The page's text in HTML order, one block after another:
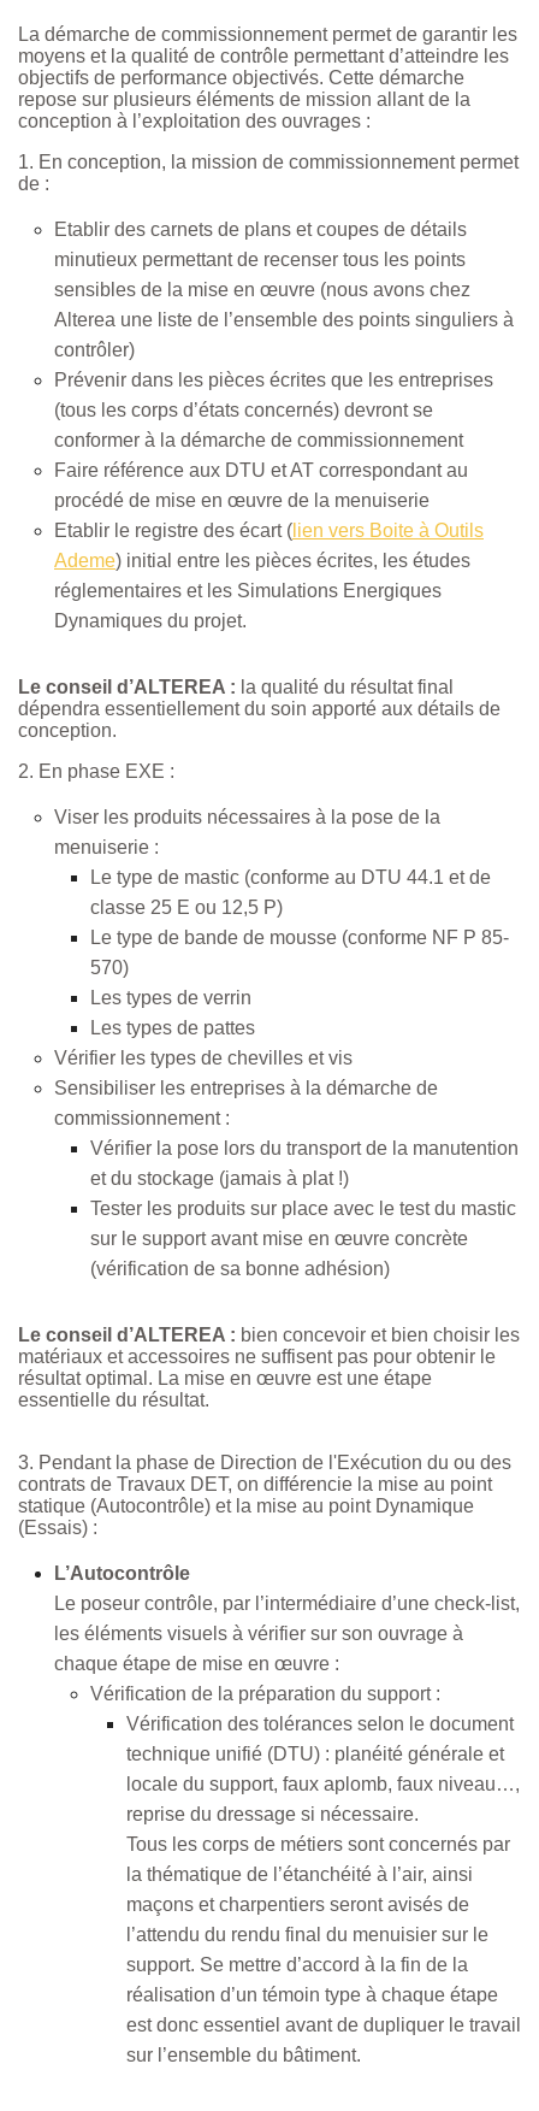
La démarche de commissionnement permet de garantir les
moyens et la qualité de contrôle permettant d’atteindre les
objectifs de performance objectivés. Cette démarche
repose sur plusieurs éléments de mission allant de la
conception à l’exploitation des ouvrages :
1. En conception, la mission de commissionnement permet
de :
Etablir des carnets de plans et coupes de détails
minutieux permettant de recenser tous les points
sensibles de la mise en œuvre (nous avons chez
Alterea une liste de l’ensemble des points singuliers à
contrôler)
Prévenir dans les pièces écrites que les entreprises
(tous les corps d’états concernés) devront se
conformer à la démarche de commissionnement
Faire référence aux DTU et AT correspondant au
procédé de mise en œuvre de la menuiserie
Etablir le registre des écart ( lien vers Boite à Outils
Ademe) initial entre les pièces écrites, les études
réglementaires et les Simulations Energiques
Dynamiques du projet.
Le conseil d’ALTEREA : la qualité du résultat final
dépendra essentiellement du soin apporté aux détails de
conception.
2. En phase EXE :
Viser les produits nécessaires à la pose de la
menuiserie :
Le type de mastic (conforme au DTU 44.1 et de
classe 25 E ou 12,5 P)
Le type de bande de mousse (conforme NF P 85-
570)
Les types de verrin
Les types de pattes
Vérifier les types de chevilles et vis
Sensibiliser les entreprises à la démarche de
commissionnement :
Vérifier la pose lors du transport de la manutention
et du stockage (jamais à plat !)
Tester les produits sur place avec le test du mastic
sur le support avant mise en œuvre concrète
(vérification de sa bonne adhésion)
Le conseil d’ALTEREA : bien concevoir et bien choisir les
matériaux et accessoires ne suffisent pas pour obtenir le
résultat optimal. La mise en œuvre est une étape
essentielle du résultat.
3. Pendant la phase de Direction de l'Exécution du ou des
contrats de Travaux DET, on différencie la mise au point
statique (Autocontrôle) et la mise au point Dynamique
(Essais) :
L’Autocontrôle
Le poseur contrôle, par l’intermédiaire d’une check-list,
les éléments visuels à vérifier sur son ouvrage à
chaque étape de mise en œuvre :
Vérification de la préparation du support :
Vérification des tolérances selon le document
technique unifié (DTU) : planéité générale et
locale du support, faux aplomb, faux niveau…,
reprise du dressage si nécessaire.
Tous les corps de métiers sont concernés par
la thématique de l’étanchéité à l’air, ainsi
maçons et charpentiers seront avisés de
l’attendu du rendu final du menuisier sur le
support. Se mettre d’accord à la fin de la
réalisation d’un témoin type à chaque étape
est donc essentiel avant de dupliquer le travail
sur l’ensemble du bâtiment.